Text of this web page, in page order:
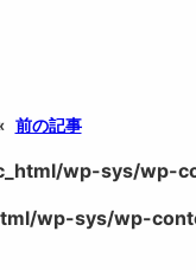
前の記事
wp-sys/wp-
wp-sys/wp-